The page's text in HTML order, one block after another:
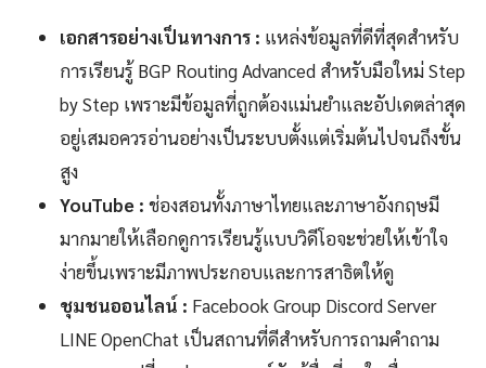
เอกสารอย่างเป็นทางการ : แหล่งข้อมูลที่ดีที่สุดสำหรับ
การเรียนรู้ BGP Routing Advanced สำหรับมือใหม่ Step
by Step เพราะมีข้อมูลที่ถูกต้องแม่นยำและอัปเดตล่าสุด
อยู่เสมอควรอ่านอย่างเป็นระบบตั้งแต่เริ่มต้นไปจนถึงขั้น
สูง
YouTube : ช่องสอนทั้งภาษาไทยและภาษาอังกฤษมี
มากมายให้เลือกดูการเรียนรู้แบบวิดีโอจะช่วยให้เข้าใจ
ง่ายขึ้นเพราะมีภาพประกอบและการสาธิตให้ดู
ชุมชนออนไลน์ : Facebook Group Discord Server
LINE OpenChat เป็นสถานที่ดีสำหรับการถามคำถาม